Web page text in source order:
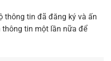
thông tin đã đăng ký và ấn
thông tin một lần nữa để